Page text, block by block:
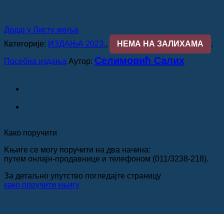
Додај у Листу жеља
Категорије: ИЗДАЊА 2023., НЕМА НА ЗАЛИХАМА ,
Посебна издања Аутор: Селимовић Салих
Како поручити
Kњиге се могу поручити на два начина:
путем онлајн-продавнице и телефоном (011/3238-218).
За детаљно упутство погледајте страницу
како поручити књигу